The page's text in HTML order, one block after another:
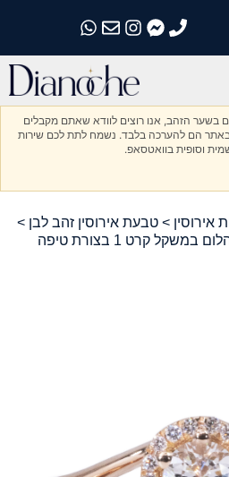
התקשרו אלינו
התקשרו אלינו
התקשרו אלינו
התקשרו אלינו
התקשרו אלינו
בשער הזהב, אנו רוצים לוודא שאתם מקבלים
הם להערכה בלבד. נשמח לתת לכם שירות
וסופית בוואטסאפ.
אירוסין > טבעת אירוסין זהב לבן >
קרט 1 בצורת טיפה